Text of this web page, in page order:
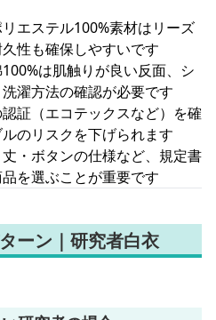
リエステル100%素材はリーズ
性も確保しやすいです
100%は肌触りが良い反面、シ
濯方法の確認が必要です
認証（エコテックスなど）を確
のリスクを下げられます
丈・ボタンの仕様など、規定書
を選ぶことが重要です
ーン｜研究者白衣